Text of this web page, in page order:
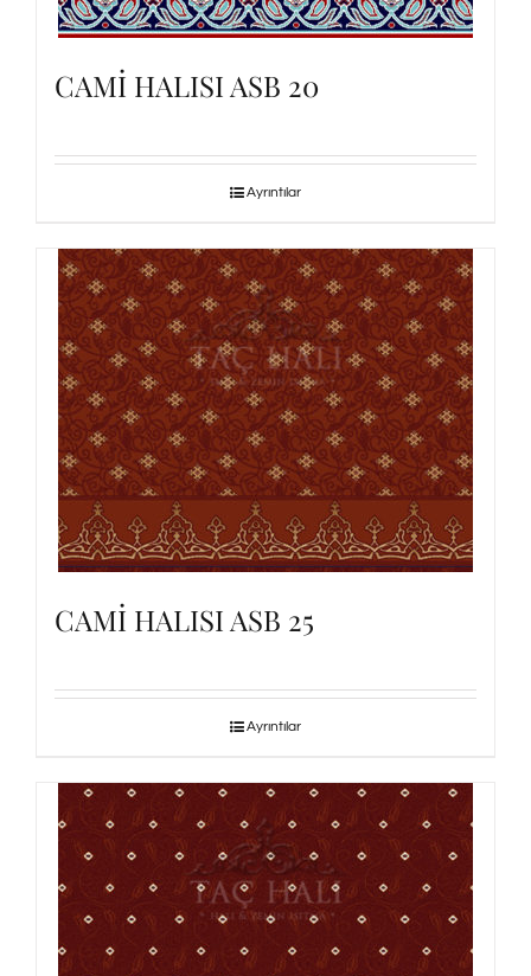
CAMİ HALISI ASB 20
Ayrıntılar
CAMİ HALISI ASB 25
Ayrıntılar